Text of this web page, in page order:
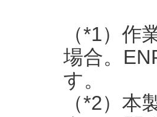
（*1）
場合。
す。
（*2）